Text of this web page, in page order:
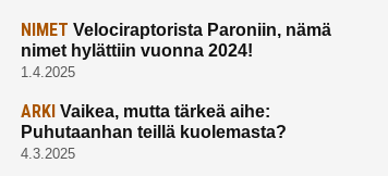
NIMET Velociraptorista Paroniin, nämä
nimet hylättiin vuonna 2024!
1.4.2025
ARKI Vaikea, mutta tärkeä aihe:
Puhutaanhan teillä kuolemasta?
4.3.2025